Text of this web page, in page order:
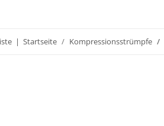
Startseite Kompressionsstrümpfe